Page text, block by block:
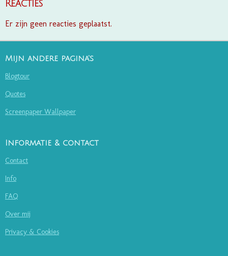
Reacties
Er zijn geen reacties geplaatst.
Mijn andere pagina's
Blogtour
Quotes
Screenpaper Wallpaper
Informatie & contact
Contact
Info
FAQ
Over mij
Privacy & Cookies